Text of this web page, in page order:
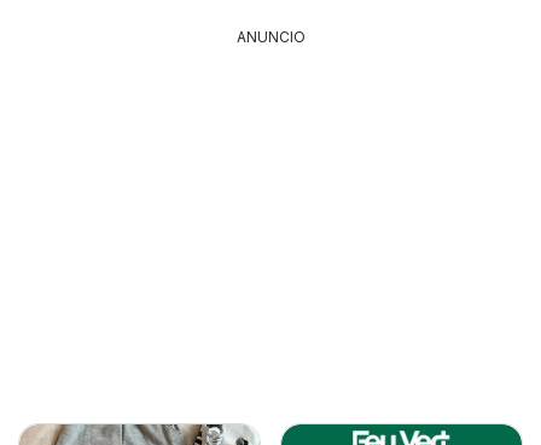
ANUNCIO